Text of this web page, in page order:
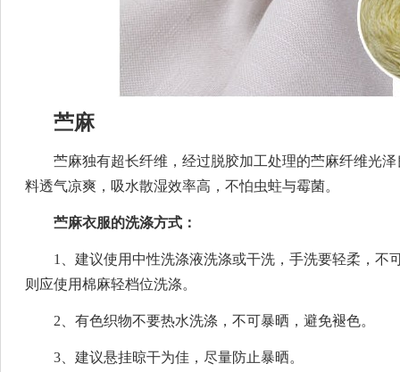
苎麻
苎麻独有超长纤维，经过脱胶加工处理的苎麻纤维光
料透气凉爽，吸水散湿效率高，不怕虫蛀与霉菌。
苎麻衣服的洗涤方式：
1、建议使用中性洗涤液洗涤或干洗，手洗要轻柔，不
则应使用棉麻轻档位洗涤。
2、有色织物不要热水洗涤，不可暴晒，避免褪色。
3、建议悬挂晾干为佳，尽量防止暴晒。